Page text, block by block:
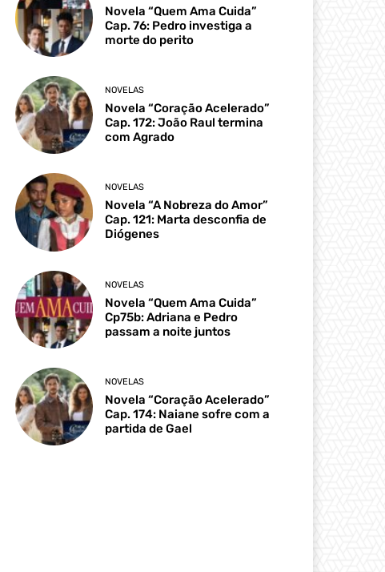
Novela “Quem Ama Cuida”
Cap. 76: Pedro investiga a
morte do perito
NOVELAS
Novela “Coração Acelerado”
Cap. 172: João Raul termina
com Agrado
NOVELAS
Novela “A Nobreza do Amor”
Cap. 121: Marta desconfia de
Diógenes
NOVELAS
Novela “Quem Ama Cuida”
Cp75b: Adriana e Pedro
passam a noite juntos
NOVELAS
Novela “Coração Acelerado”
Cap. 174: Naiane sofre com a
partida de Gael